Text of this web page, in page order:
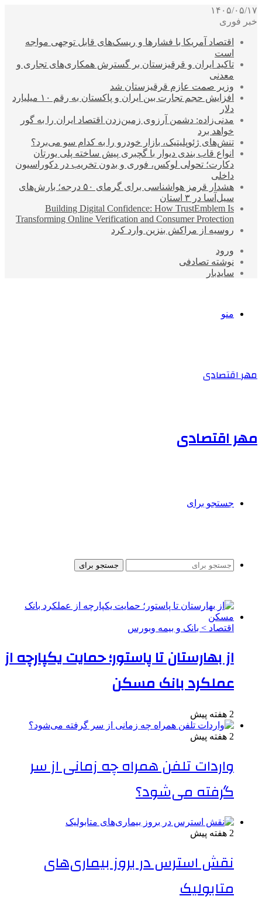
۱۴۰۵/۰۵/۱۷
خبر فوری
اقتصاد آمریکا با فشارها و ریسک‌های قابل توجهی مواجه
است
تاکید ایران و قرقیزستان بر گسترش همکاری‌های تجاری و
معدنی
وزیر صمت عازم قرقیزستان شد
افزایش حجم تجارت بین ایران و پاکستان به رقم ۱۰ میلیارد
دلار
مدنی‌زاده: دشمن آرزوی زمین‌زدن اقتصاد ایران را به گور
خواهد برد
تنش‌های ژئوپلیتیک، بازار خودرو را به کدام سو می‌برد؟
انواع قاب بندی دیوار با گچبری پیش ساخته پلی یورتان
دکارت؛ تحولی لوکس، فوری و بدون تخریب در دکوراسیون
داخلی
هشدار قرمز هواشناسی برای گرمای ۵۰ درجه؛ بارش‌های
سیل‌آسا در ۳ استان
Building Digital Confidence: How TrustEmblem Is
Transforming Online Verification and Consumer Protection
روسیه از مراکش بنزین وارد کرد
ورود
نوشته تصادفی
سایدبار
منو
مهر اقتصادی
مهر اقتصادی
جستجو برای
جستجو برای
اقتصاد > بانک و بیمه وبورس
از بهارستان تا پاستور؛ حمایت یکپارچه از
عملکرد بانک مسکن
2 هفته پیش
2 هفته پیش
واردات تلفن همراه چه زمانی از سر
گرفته می‌شود؟
2 هفته پیش
نقش استرس در بروز بیماری‌های
متابولیک